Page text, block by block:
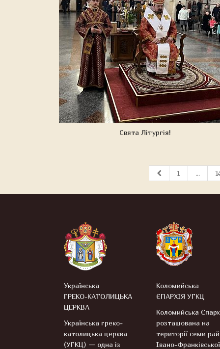
Свята Літургія!
1 ...
Українська
ГРЕКО-КАТОЛИЦЬКА
ЦЕРКВА
Українська греко-
католицька церква
(УГКЦ) — одна із
Коломийська
ЄПАРХІЯ УГКЦ
Коломийська
розташована на
території семи
Івано-Франківської